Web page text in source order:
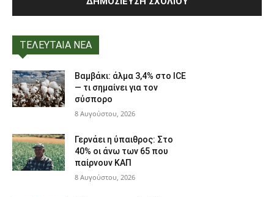
ΤΕΛΕΥΤΑΙΑ ΝΕΑ
Βαμβάκι: άλμα 3,4% στο ICE
— τι σημαίνει για τον
σύσπορο
8 Αυγούστου, 2026
Γερνάει η ύπαιθρος: Στο
40% οι άνω των 65 που
παίρνουν ΚΑΠ
8 Αυγούστου, 2026